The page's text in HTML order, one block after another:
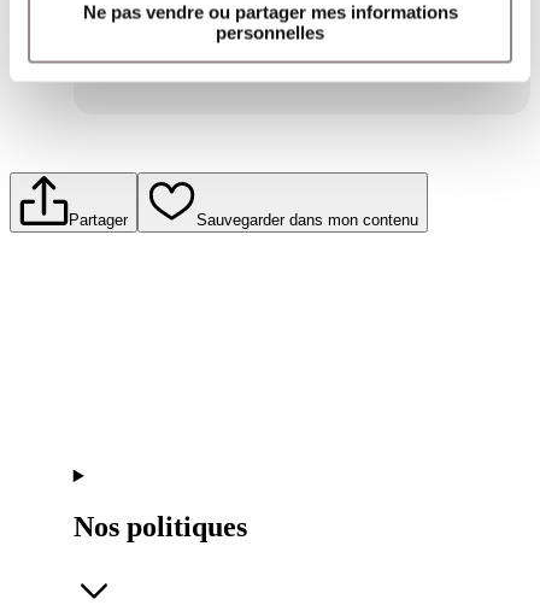
Ne pas vendre ou partager mes informations
personnelles
Partager Sauvegarder dans mon contenu
Nos politiques